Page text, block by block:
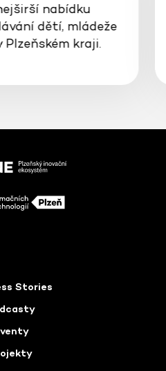
nabídku
dětí, mládeže
Plzeňském kraji.
Stories